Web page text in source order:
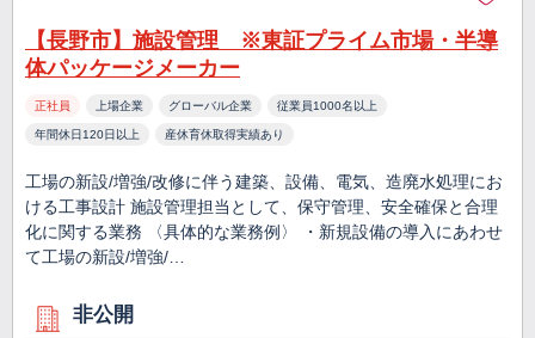
【長野市】施設管理 ※東証プライム市場・半導
体パッケージメーカー
正社員 上場企業 グローバル企業 従業員1000名以上
年間休日120日以上 産休育休取得実績あり
工場の新設/増強/改修に伴う建築、設備、電気、造廃水処理にお
ける工事設計 施設管理担当として、保守管理、安全確保と合理
化に関する業務 〈具体的な業務例〉 ・新規設備の導入にあわせ
て工場の新設/増強/…
非公開